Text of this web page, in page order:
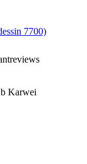
7700)
Karwei